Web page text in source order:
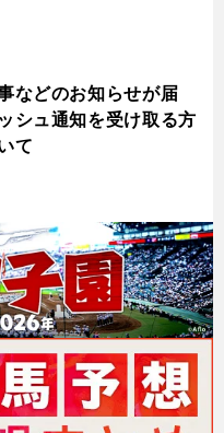
などのお知らせが届
シュ通知を受け取る方
て